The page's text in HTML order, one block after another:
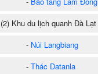
Khu du lịch quanh Đà Lạt
Núi Langbiang
Thác Datanla